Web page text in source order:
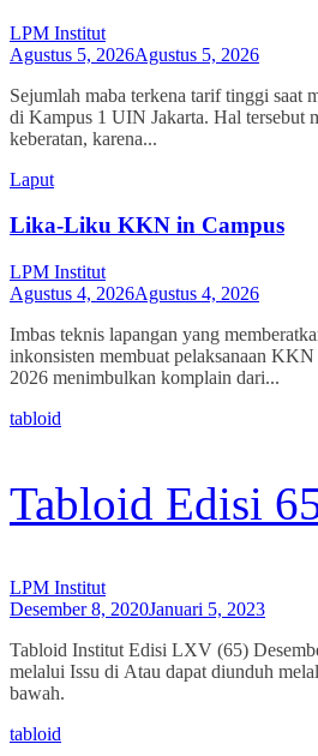
LPM Institut
Agustus 5, 2026Agustus 5, 2026
Sejumlah maba terkena tarif tinggi saat
di Kampus 1 UIN Jakarta. Hal tersebut
keberatan, karena...
Laput
Lika-Liku KKN in Campus
LPM Institut
Agustus 4, 2026Agustus 4, 2026
Imbas teknis lapangan yang
inkonsisten membuat pelaksanaan
2026 menimbulkan komplain dari...
tabloid
Tabloid Edisi
LPM Institut
Desember 8, 2020Januari 5, 2023
Tabloid Institut Edisi LXV (65)
melalui Issu di Atau dapat diunduh
bawah.
tabloid